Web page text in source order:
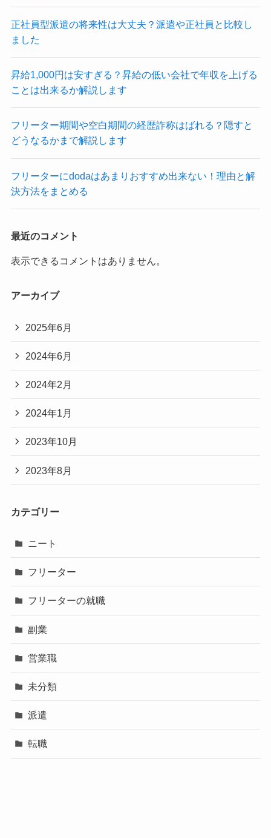
正社員型派遣の将来性は大丈夫？派遣や正社員と比較し
ました
昇給1,000円は安すぎる？昇給の低い会社で年収を上げる
ことは出来るか解説します
フリーター期間や空白期間の経歴詐称はばれる？隠すと
どうなるかまで解説します
フリーターにdodaはあまりおすすめ出来ない！理由と解
決方法をまとめる
最近のコメント
表示できるコメントはありません。
アーカイブ
2025年6月
2024年6月
2024年2月
2024年1月
2023年10月
2023年8月
カテゴリー
ニート
フリーター
フリーターの就職
副業
営業職
未分類
派遣
転職